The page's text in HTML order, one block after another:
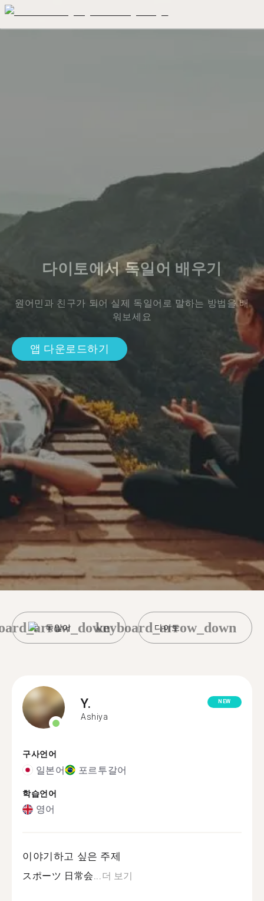
다이토에서 독일어 배우기
원어민과 친구가 되어 실제 독일어로 말하는 방법을 배
워보세요
앱 다운로드하기
독일어 다이토
keyboard_arrow_down
Y.
Ashiya
NEW
구사언어
일본어 포르투갈어
학습언어
영어
이야기하고 싶은 주제
スポーツ 日常会...더 보기